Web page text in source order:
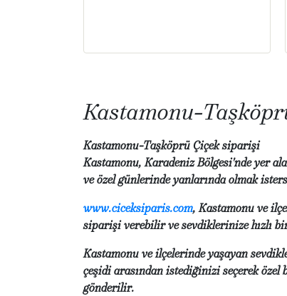
Kastamonu-
Kastamonu-Taşköprü Çiçek siparişi
Kastamonu, Karadeniz Bölgesi'nde yer
ve özel günlerinde yanlarında olmak
www.ciceksiparis.com, Kastamonu ve
siparişi verebilir ve sevdiklerinize hızlı
Kastamonu ve ilçelerinde yaşayan
çeşidi arasından istediğinizi seçerek
gönderilir.